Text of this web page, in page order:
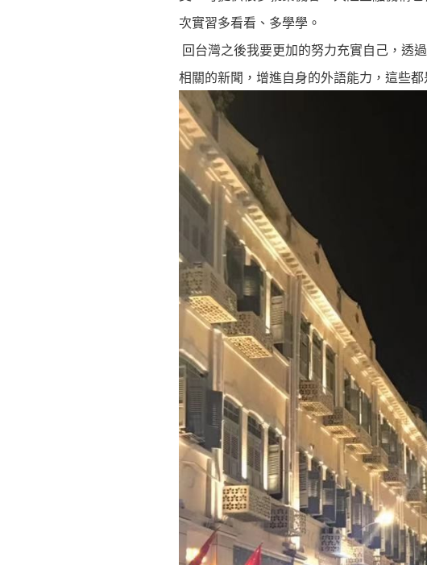
次實習多看看、多學學。
回台灣之後我要更加的努力充實自己，透
相關的新聞，增進自身的外語能力，這些